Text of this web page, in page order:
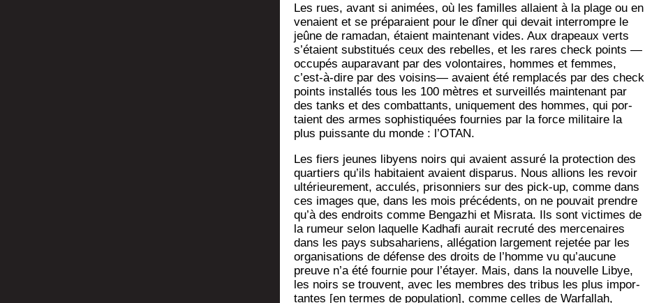
Les rues, avant si ani­mées, où les familles allaient à la plage ou en
venaient et se pré­pa­raient pour le dîner qui devait inter­rompre le
jeûne de rama­dan, étaient main­te­nant vides. Aux dra­peaux verts
s’étaient sub­sti­tués ceux des rebelles, et les rares check points —
occu­pés aupa­ra­vant par des volon­taires, hommes et femmes,
c’est-à-dire par des voi­sins— avaient été rem­pla­cés par des check
points ins­tal­lés tous les 100 mètres et sur­veillés main­te­nant par
des tanks et des com­bat­tants, uni­que­ment des hommes, qui por­
taient des armes sophis­ti­quées four­nies par la force mili­taire la
plus puis­sante du monde : l’OTAN.
Les fiers jeunes libyens noirs qui avaient assu­ré la pro­tec­tion des
quar­tiers qu’ils habi­taient avaient dis­pa­rus. Nous allions les revoir
ulté­rieu­re­ment, accu­lés, pri­son­niers sur des pick-up, comme dans
ces images que, dans les mois pré­cé­dents, on ne pou­vait prendre
qu’à des endroits comme Ben­gaz­hi et Mis­ra­ta. Ils sont vic­times de
la rumeur selon laquelle Kadha­fi aurait recru­té des mer­ce­naires
dans les pays sub­sa­ha­riens, allé­ga­tion lar­ge­ment reje­tée par les
orga­ni­sa­tions de défense des droits de l’homme vu qu’aucune
preuve n’a été four­nie pour l’étayer. Mais, dans la nou­velle Libye,
les noirs se trouvent, avec les membres des tri­bus les plus impor­
tantes [en termes de popu­la­tion], comme celles de War­fal­lah,